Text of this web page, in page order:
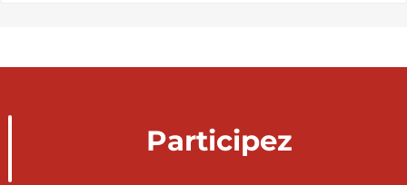
Participez